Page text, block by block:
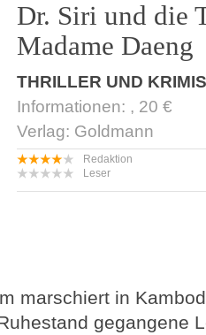
Dr. Siri und die
Madame Daeng
THRILLER UND KRIMIS
Informationen: , 20 €
Verlag: Goldmann
Redaktion
Leser
marschiert in
gegangene